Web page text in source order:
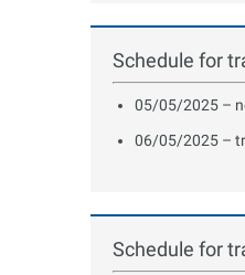
Schedule for
05/05/2025 –
06/05/2025 –
Schedule for